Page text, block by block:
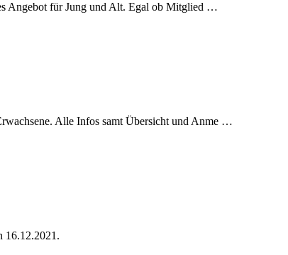
Angebot für Jung und Alt. Egal ob Mitglied …
Alle Infos samt Übersicht und Anme …
16.12.2021.